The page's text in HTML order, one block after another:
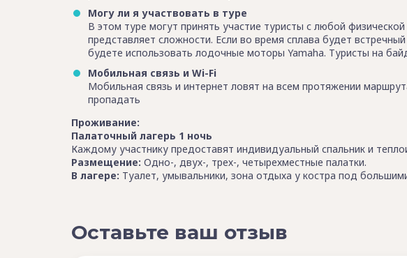
Могу ли я участвовать в туре
В этом туре могут принять участие туристы с любой
представляет сложности. Если во время сплава будет
будете использовать лодочные моторы Yamaha. Туристы на
Мобильная связь и Wi-Fi
Мобильная связь и интернет ловят на всем протяжении
пропадать
Проживание:
Палаточный лагерь 1 ночь
Каждому участнику предоставят индивидуальный спальник и
Размещение: Одно-, двух-, трех-, четырехместные палатки.
В лагере: Туалет, умывальники, зона отдыха у костра под
Оставьте ваш отзыв